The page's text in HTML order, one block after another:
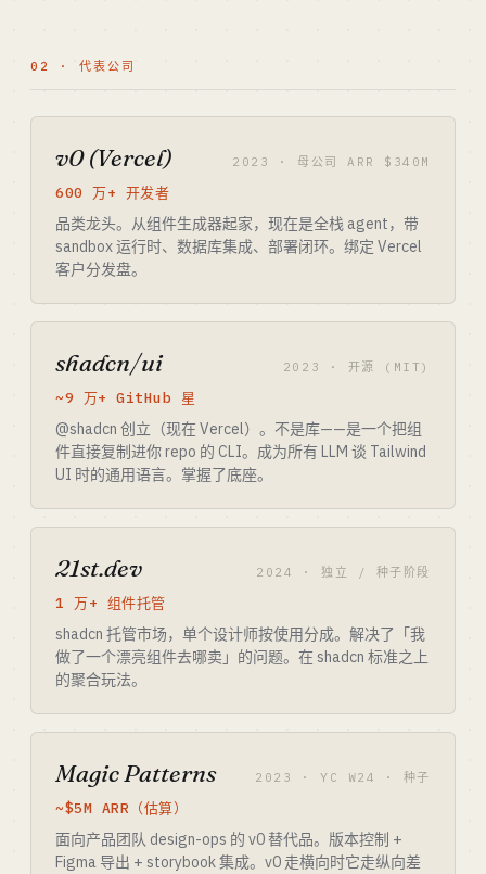
02 · 代表公司
v0 (Vercel) 2023 · 母公司 ARR $340M
600 万+ 开发者
品类龙头。从组件生成器起家，现在是全栈 agent，带
sandbox 运行时、数据库集成、部署闭环。绑定 Vercel
客户分发盘。
shadcn/ui 2023 · 开源 (MIT)
~9 万+ GitHub 星
@shadcn 创立（现在 Vercel）。不是库——是一个把组
件直接复制进你 repo 的 CLI。成为所有 LLM 谈 Tailwind
UI 时的通用语言。掌握了底座。
21st.dev 2024 · 独立 / 种子阶段
1 万+ 组件托管
shadcn 托管市场，单个设计师按使用分成。解决了「我
做了一个漂亮组件去哪卖」的问题。在 shadcn 标准之上
的聚合玩法。
Magic Patterns 2023 · YC W24 · 种子
~$5M ARR（估算）
面向产品团队 design-ops 的 v0 替代品。版本控制 +
Figma 导出 + storybook 集成。v0 走横向时它走纵向差